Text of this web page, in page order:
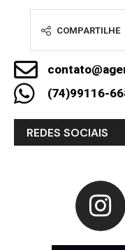
COMPARTILHE
(74)99116-
REDES SOCIAIS